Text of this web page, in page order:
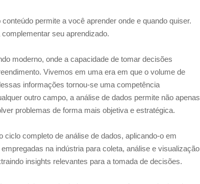
conteúdo permite a você aprender onde e quando quiser.
complementar seu aprendizado.
moderno, onde a capacidade de tomar decisões
Vivemos em uma era em que o volume de
informações tornou-se uma competência
outro campo, a análise de dados permite não apenas
problemas de forma mais objetiva e estratégica.
completo de análise de dados, aplicando-o em
na indústria para coleta, análise e visualização
insights relevantes para a tomada de decisões.